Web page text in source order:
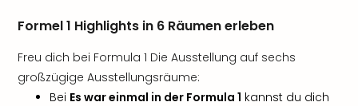
Formel 1 Highlights in 6 Räumen erleben
Freu dich bei Formula 1 Die Ausstellung auf sechs
großzügige Ausstellungsräume:
Bei Es war einmal in der Formula 1 kannst du dich